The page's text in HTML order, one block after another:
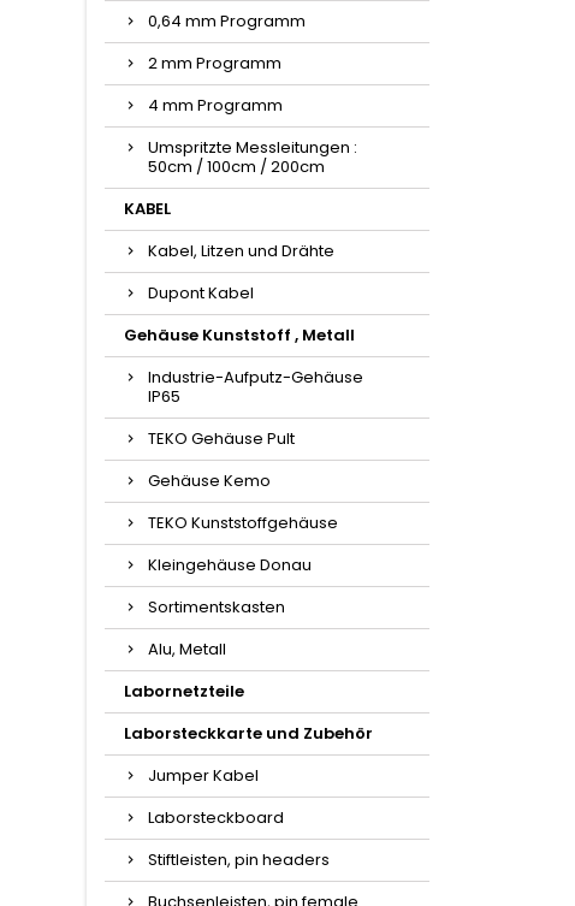
0,64 mm Programm
2 mm Programm
4 mm Programm
Umspritzte Messleitungen :
50cm / 100cm / 200cm
KABEL
Kabel, Litzen und Drähte
Dupont Kabel
Gehäuse Kunststoff , Metall
Industrie-Aufputz-Gehäuse
IP65
TEKO Gehäuse Pult
Gehäuse Kemo
TEKO Kunststoffgehäuse
Kleingehäuse Donau
Sortimentskasten
Alu, Metall
Labornetzteile
Laborsteckkarte und Zubehör
Jumper Kabel
Laborsteckboard
Stiftleisten, pin headers